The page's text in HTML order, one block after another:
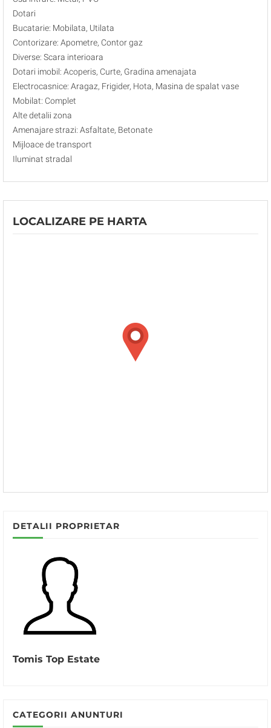
Dotari
Bucatarie: Mobilata, Utilata
Contorizare: Apometre, Contor gaz
Diverse: Scara interioara
Dotari imobil: Acoperis, Curte, Gradina amenajata
Electrocasnice: Aragaz, Frigider, Hota, Masina de spalat vase
Mobilat: Complet
Alte detalii zona
Amenajare strazi: Asfaltate, Betonate
Mijloace de transport
Iluminat stradal
LOCALIZARE PE HARTA
DETALII PROPRIETAR
Tomis Top Estate
CATEGORII ANUNTURI